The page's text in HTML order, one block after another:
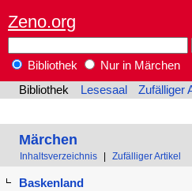
Zeno.org
Bibliothek
Nur in Märchen
Bibliothek
Lesesaal Zufälliger
Märchen
Inhaltsverzeichnis Zufälliger Artikel
Baskenland